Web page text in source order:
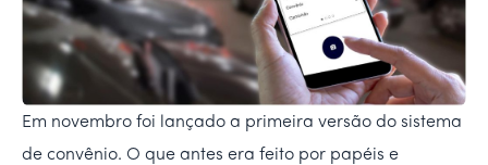
Em novembro foi lançado a primeira versão do sistema
de convênio. O que antes era feito por papéis e